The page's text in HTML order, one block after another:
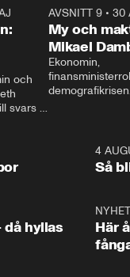
och
svars
AVSNITT 9• 30
My och
Mikael
Ekonomin,
och Makten.
1:064
Så
då hyllas
Här